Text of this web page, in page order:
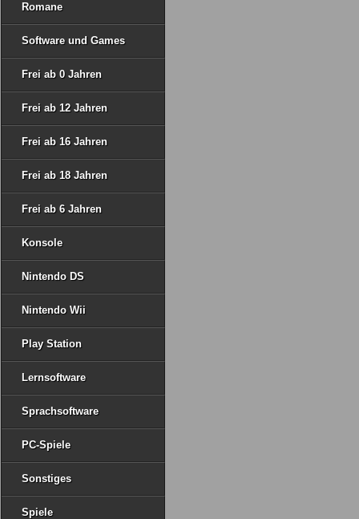
Romane
Software und Games
Frei ab 0 Jahren
Frei ab 12 Jahren
Frei ab 16 Jahren
Frei ab 18 Jahren
Frei ab 6 Jahren
Konsole
Nintendo DS
Nintendo Wii
Play Station
Lernsoftware
Sprachsoftware
PC-Spiele
Sonstiges
Spiele